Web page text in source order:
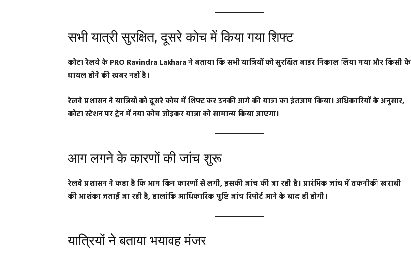
सभी यात्री सुरक्षित, दूसरे कोच में किया गया शिफ्ट
कोटा रेलवे के PRO Ravindra Lakhara ने बताया कि सभी यात्रियों को सुरक्षित बाहर निकाल लिया गया और किसी के
घायल होने की खबर नहीं है।
रेलवे प्रशासन ने यात्रियों को दूसरे कोच में शिफ्ट कर उनकी आगे की यात्रा का इंतजाम किया। अधिकारियों के अनुसार,
कोटा स्टेशन पर ट्रेन में नया कोच जोड़कर यात्रा को सामान्य किया जाएगा।
आग लगने के कारणों की जांच शुरू
रेलवे प्रशासन ने कहा है कि आग किन कारणों से लगी, इसकी जांच की जा रही है। प्रारंभिक जांच में तकनीकी खराबी
की आशंका जताई जा रही है, हालांकि आधिकारिक पुष्टि जांच रिपोर्ट आने के बाद ही होगी।
यात्रियों ने बताया भयावह मंजर